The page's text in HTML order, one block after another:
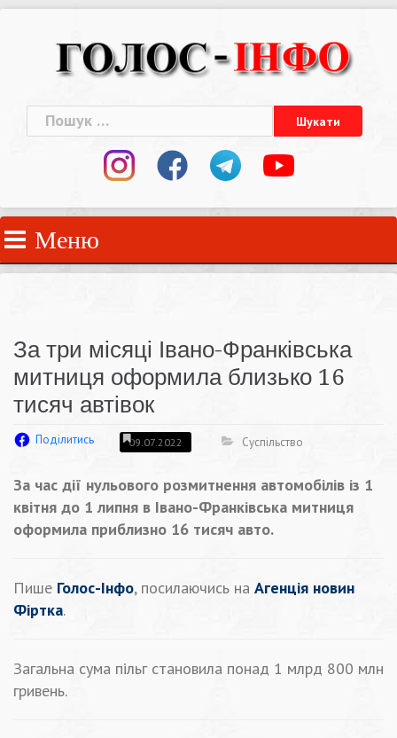
Пошук:
Меню
За три місяці Івано-Франківська
митниця оформила близько 16
тисяч автівок
Поділитись 09.07.2022 Суспільство
За час дії нульового розмитнення автомобілів із 1
квітня до 1 липня в Івано-Франківська митниця
оформила приблизно 16 тисяч авто.
Пише Голос-Інфо, посилаючись на Агенція новин
Фіртка.
Загальна сума пільг становила понад 1 млрд 800 млн
гривень.